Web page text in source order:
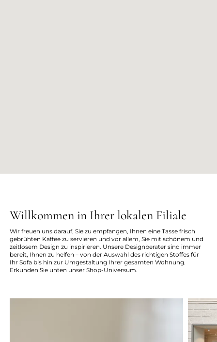
Willkommen in Ihrer lokalen Filiale
Wir freuen uns darauf, Sie zu empfangen, Ihnen eine Tasse frisch
gebrühten Kaffee zu servieren und vor allem, Sie mit schönem und
zeitlosem Design zu inspirieren. Unsere Designberater sind immer
bereit, Ihnen zu helfen – von der Auswahl des richtigen Stoffes für
Ihr Sofa bis hin zur Umgestaltung Ihrer gesamten Wohnung.
Erkunden Sie unten unser Shop-Universum.